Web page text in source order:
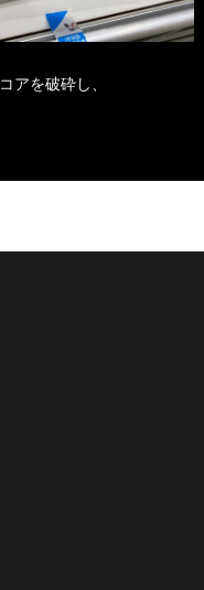
アを破砕し、